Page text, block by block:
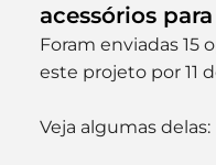
acessórios
Foram enviadas 15
este projeto por 11
Veja algumas delas: